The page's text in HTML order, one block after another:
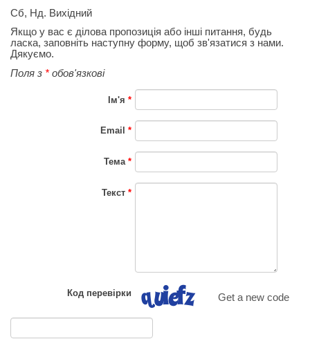
Сб, Нд. Вихідний
Якщо у вас є ділова пропозиція або інші питання, будь
ласка, заповніть наступну форму, щоб зв'язатися з нами.
Дякуємо.
Поля з * обов'язкові
Ім'я *
Email *
Тема *
Текст *
Код перевірки Get a new code